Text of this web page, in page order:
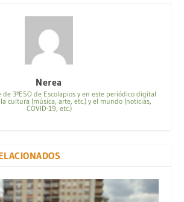
Nerea
3ºESO de Escolapios y en este periódico digital
cultura (música, arte, etc.) y el mundo (noticias,
COVID-19, etc.)